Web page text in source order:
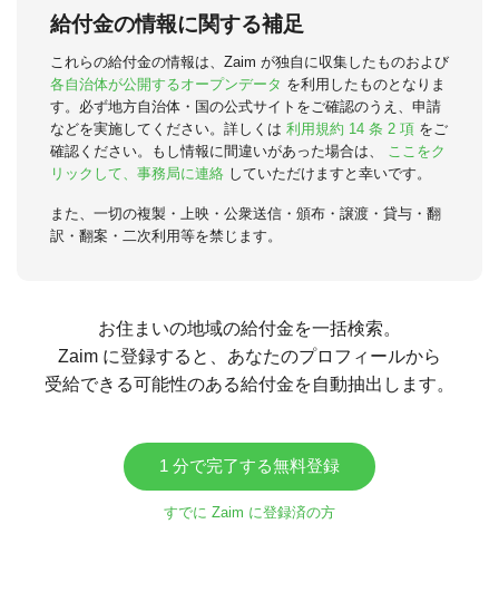
給付金の情報に関する補足
これらの給付金の情報は、Zaim が独自に収集したものおよび
各自治体が公開するオープンデータ を利用したものとなりま
す。必ず地方自治体・国の公式サイトをご確認のうえ、申請
などを実施してください。詳しくは 利用規約 14 条 2 項 をご
確認ください。もし情報に間違いがあった場合は、
ここをク
リックして、事務局に連絡 していただけますと幸いです。
また、一切の複製・上映・公衆送信・頒布・譲渡・貸与・翻
訳・翻案・二次利用等を禁じます。
お住まいの地域の給付金を一括検索。
Zaim に登録すると、あなたのプロフィールから
受給できる可能性のある給付金を自動抽出します。
1 分で完了する無料登録
すでに Zaim に登録済の方